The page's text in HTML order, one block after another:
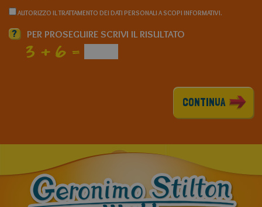
AUTORIZZO IL TRATTAMENTO DEI DATI PERSONALI A SCOPI INFORMATIVI.
? PER PROSEGUIRE SCRIVI IL RISULTATO